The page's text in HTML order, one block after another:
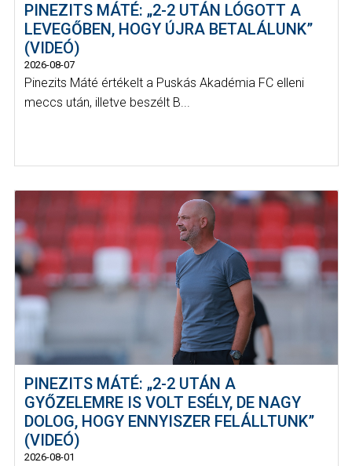
PINEZITS MÁTÉ: „2-2 UTÁN LÓGOTT A
LEVEGŐBEN, HOGY ÚJRA BETALÁLUNK”
(VIDEÓ)
2026-08-07
Pinezits Máté értékelt a Puskás Akadémia FC elleni
meccs után, illetve beszélt B...
PINEZITS MÁTÉ: „2-2 UTÁN A
GYŐZELEMRE IS VOLT ESÉLY, DE NAGY
DOLOG, HOGY ENNYISZER FELÁLLTUNK”
(VIDEÓ)
2026-08-01